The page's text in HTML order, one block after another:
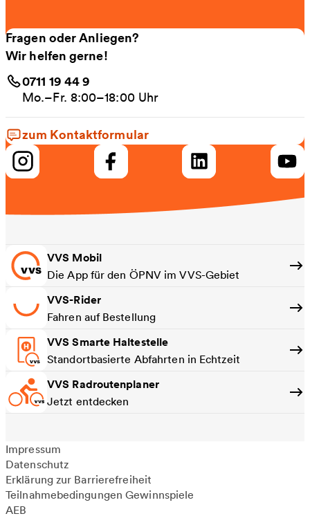
Fragen oder Anliegen?
Wir helfen gerne!
0711 19 44 9
Mo.–Fr. 8:00–18:00 Uhr
zum Kontaktformular
VVS Mobil
Die App für den ÖPNV im VVS-Gebiet
VVS-Rider
Fahren auf Bestellung
VVS Smarte Haltestelle
Standortbasierte Abfahrten in Echtzeit
VVS Radroutenplaner
Jetzt entdecken
Impressum
Datenschutz
Erklärung zur Barrierefreiheit
Teilnahmebedingungen Gewinnspiele
AEB